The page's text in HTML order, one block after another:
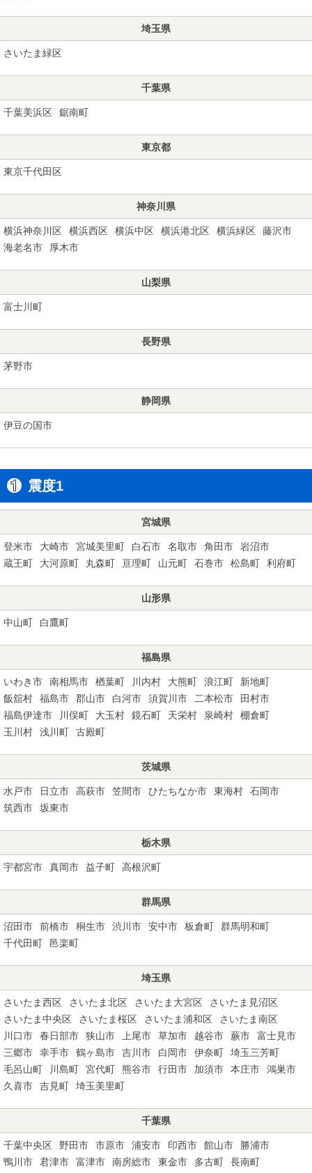
埼玉県
さいたま緑区
千葉県
千葉美浜区 鋸南町
東京都
東京千代田区
神奈川県
横浜神奈川区 横浜西区 横浜中区 横浜港北区 横浜緑区
藤沢市
海老名市
厚木市
山梨県
富士川町
長野県
茅野市
静岡県
伊豆の国市
震度1
宮城県
登米市 大崎市 宮城美里町 白石市 名取市 角田市
岩沼市
蔵王町
大河原町 丸森町 亘理町 山元町 石巻市 松島町 利府町
山形県
中山町 白鷹町
福島県
いわき市 南相馬市 楢葉町 川内村 大熊町 浪江町
新地町
飯舘村
福島市 郡山市 白河市 須賀川市 二本松市
田村市
福島伊達市
川俣町 大玉村 鏡石町 天栄村 泉崎村
棚倉町
玉川村
浅川町 古殿町
茨城県
水戸市 日立市 高萩市 笠間市 ひたちなか市 東海村
石岡市
筑西市
坂東市
栃木県
宇都宮市 真岡市 益子町 高根沢町
群馬県
沼田市 前橋市 桐生市 渋川市 安中市 板倉町
群馬明和町
千代田町
邑楽町
埼玉県
さいたま西区 さいたま北区 さいたま大宮区
さいたま見沼区
さいたま中央区
さいたま桜区 さいたま浦和区
さいたま南区
川口市
春日部市 狭山市 上尾市 草加市 越谷市 蕨市
富士見市
三郷市
幸手市 鶴ヶ島市 吉川市 白岡市 伊奈町
埼玉三芳町
毛呂山町
川島町 宮代町 熊谷市 行田市 加須市 本庄市
鴻巣市
久喜市
吉見町 埼玉美里町
千葉県
千葉中央区 野田市 市原市 浦安市 印西市 館山市
勝浦市
鴨川市
君津市 富津市 南房総市 東金市 多古町 長南町